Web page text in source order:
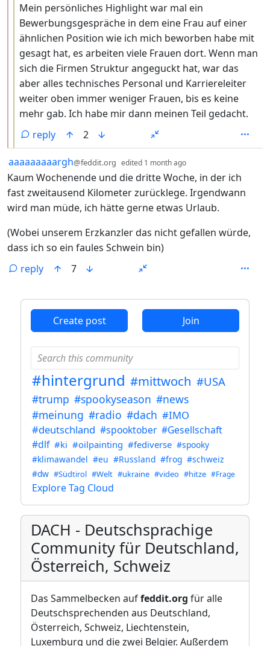
Mein persönliches Highlight war mal ein
Bewerbungsgespräche in dem eine Frau auf einer
ähnlichen Position wie ich mich beworben habe mit
gesagt hat, es arbeiten viele Frauen dort. Wenn man
sich die Firmen Struktur angeguckt hat, war das
aber alles technisches Personal und Karriereleiter
weiter oben immer weniger Frauen, bis es keine
mehr gab. Ich habe mir dann meinen Teil gedacht.
reply
2
by
aaaaaaaaargh@feddit.org edited 1 month ago
Kaum Wochenende und die dritte Woche, in der ich
fast zweitausend Kilometer zurücklege. Irgendwann
wird man müde, ich hätte gerne etwas Urlaub.
(Wobei unserem Erzkanzler das nicht gefallen würde,
dass ich so ein faules Schwein bin)
reply
7
Create post Join
#hintergrund #mittwoch #USA
#trump #spookyseason #news
#meinung #radio #dach #IMO
#deutschland #spooktober #Gesellschaft
#dlf #ki #oilpainting #fediverse #spooky
#klimawandel #eu #Russland #frog #schweiz
#dw #Südtirol #Welt #ukraine #video #hitze #Frage
Explore Tag Cloud
DACH - Deutschsprachige
Community für Deutschland,
Österreich, Schweiz
Das Sammelbecken auffeddit.org für alle
Deutschsprechenden aus Deutschland,
Österreich, Schweiz, Liechtenstein,
Luxemburg und die zwei Belgier. Außerdem